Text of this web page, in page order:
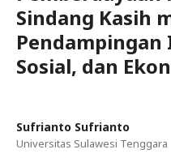
Sindang Kasih
Sosial, dan
Sufrianto Sufrianto
Universitas Sulawesi Tenggara